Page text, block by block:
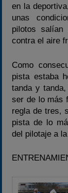
en la
unas
pilotos
contra el aire
Como
pista estaba
tanda y
ser de lo más
regla de tres,
pista de lo
del pilotaje a